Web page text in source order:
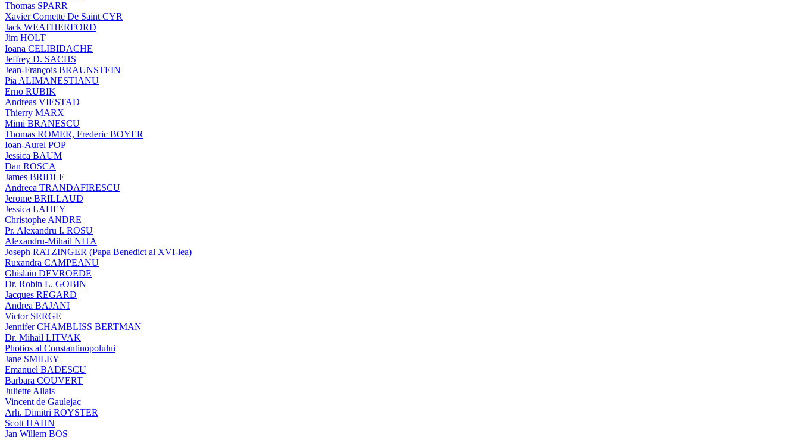
Thomas SPARR
Xavier Cornette De Saint CYR
Jack WEATHERFORD
Jim HOLT
Ioana CELIBIDACHE
Jeffrey D. SACHS
Jean-François BRAUNSTEIN
Pia ALIMANESTIANU
Erno RUBIK
Andreas VIESTAD
Thierry MARX
Mimi BRANESCU
Thomas ROMER, Frederic BOYER
Ioan-Aurel POP
Jessica BAUM
Dan ROSCA
James BRIDLE
Andreea TRANDAFIRESCU
Jerome BRILLAUD
Jessica LAHEY
Christophe ANDRE
Pr. Alexandru I. ROSU
Alexandru-Mihail NITA
Joseph RATZINGER (Papa Benedict al XVI-lea)
Ruxandra CAMPEANU
Ghislain DEVROEDE
Dr. Robin L. GOBIN
Jacques REGARD
Andrea BAJANI
Victor SERGE
Jennifer CHAMBLISS BERTMAN
Dr. Mihail LITVAK
Photios al Constantinopolului
Jane SMILEY
Emanuel BADESCU
Barbara COUVERT
Juliette Allais
Vincent de Gaulejac
Arh. Dimitri ROYSTER
Scott HAHN
Jan Willem BOS